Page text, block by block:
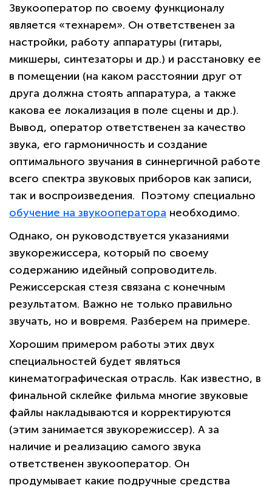
Звукооператор по своему функционалу
является «технарем». Он ответственен за
настройки, работу аппаратуры (гитары,
микшеры, синтезаторы и др.) и расстановку ее
в помещении (на каком расстоянии друг от
друга должна стоять аппаратура, а также
какова ее локализация в поле сцены и др.).
Вывод, оператор ответственен за качество
звука, его гармоничность и создание
оптимального звучания в синнергичной работе
всего спектра звуковых приборов как записи,
так и воспроизведения. Поэтому специально
обучение на звукооператора необходимо.
Однако, он руководствуется указаниями
звукорежиссера, который по своему
содержанию идейный сопроводитель.
Режиссерская стезя связана с конечным
результатом. Важно не только правильно
звучать, но и вовремя. Разберем на примере.
Хорошим примером работы этих двух
специальностей будет являться
кинематографическая отрасль. Как известно, в
финальной склейке фильма многие звуковые
файлы накладываются и корректируются
(этим занимается звукорежиссер). А за
наличие и реализацию самого звука
ответственен звукооператор. Он
продумывает какие подручные средства